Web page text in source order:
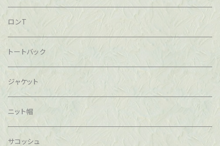
ロンT
トートバック
ジャケット
ニット帽
サコッシュ